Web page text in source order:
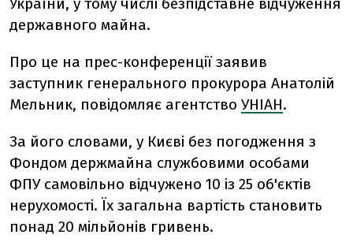
державного майна.
Про це на прес-конференції заявив
заступник генерального прокурора Анатолій
Мельник, повідомляє агентство УНІАН.
За його словами, у Києві без погодження з
Фондом держмайна службовими особами
ФПУ самовільно відчужено 10 із 25 об'єктів
нерухомості. Їх загальна вартість становить
понад 20 мільйонів гривень.